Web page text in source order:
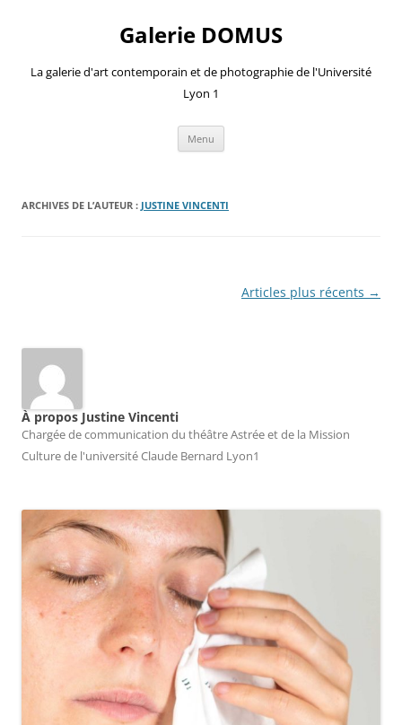
Galerie DOMUS
La galerie d'art contemporain et de photographie de l'Université
Lyon 1
Menu
ARCHIVES DE L’AUTEUR : JUSTINE VINCENTI
Articles plus récents →
À propos Justine Vincenti
Chargée de communication du théâtre Astrée et de la Mission
Culture de l'université Claude Bernard Lyon1